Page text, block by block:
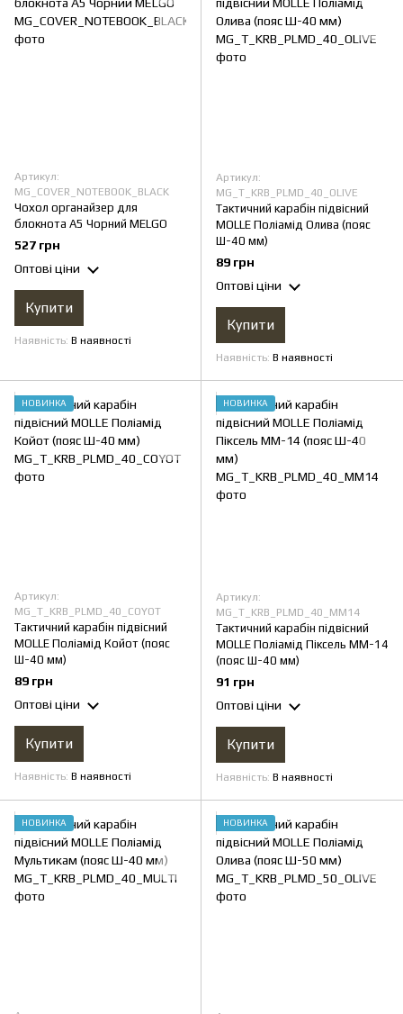
Артикул:
MG_COVER_NOTEBOOK_BLACK
Чохол органайзер для
блокнота А5 Чорний MELGО
527 грн
Оптові ціни
Купити
Наявність В наявності
Артикул:
MG_T_KRB_PLMD_40_OLIVE
Тактичний карабін підвісний
MOLLE Поліамід Олива (пояс
Ш-40 мм)
89 грн
Оптові ціни
Купити
Наявність В наявності
НОВИНКА
Артикул:
MG_T_KRB_PLMD_40_COYOT
Тактичний карабін підвісний
MOLLE Поліамід Койот (пояс
Ш-40 мм)
89 грн
Оптові ціни
Купити
Наявність В наявності
НОВИНКА
Артикул:
MG_T_KRB_PLMD_40_MM14
Тактичний карабін підвісний
MOLLE Поліамід Піксель ММ-14
(пояс Ш-40 мм)
91 грн
Оптові ціни
Купити
Наявність В наявності
НОВИНКА НОВИНКА